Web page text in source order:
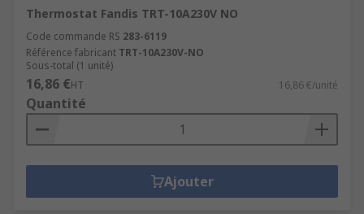
Thermostat Fandis TRT-10A230V NO
Code commande RS 283-6119
Référence fabricant TRT-10A230V-NO
Sous-total (1 unité)
16,86 €HT 16,86 €/unité
Quantité
Ajouter